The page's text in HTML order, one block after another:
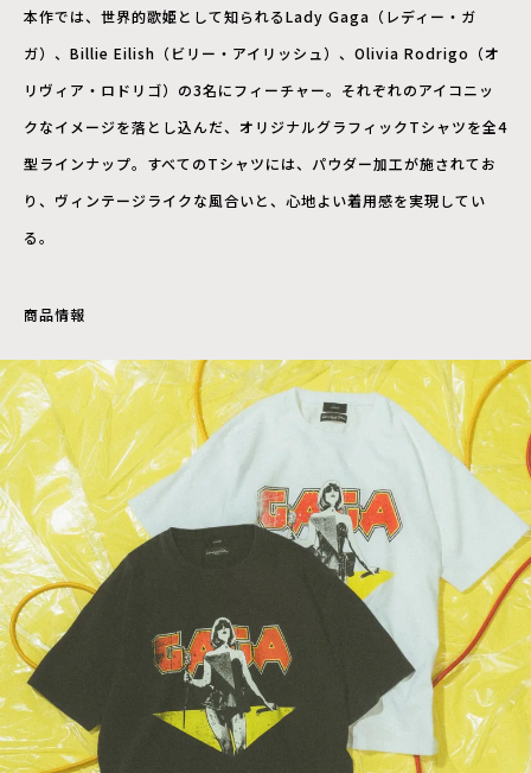
本作では、世界的歌姫として知られるLady Gaga（レディー・ガ
ガ）、Billie Eilish（ビリー・アイリッシュ）、Olivia Rodrigo（オ
リヴィア・ロドリゴ）の3名にフィーチャー。それぞれのアイコニッ
クなイメージを落とし込んだ、オリジナルグラフィックTシャツを全4
型ラインナップ。すべてのTシャツには、パウダー加工が施されてお
り、ヴィンテージライクな風合いと、心地よい着用感を実現してい
る。
商品情報